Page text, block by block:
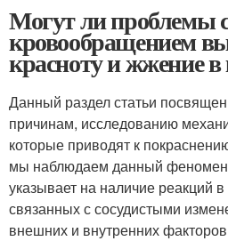
Могут ли проблемы
кровообращением
красноту и жжение в
Данный раздел статьи
причинам, исследованию
которые приводят к
мы наблюдаем данный феномен
указывает на наличие реакций
связанных с сосудистыми
внешних и внутренних